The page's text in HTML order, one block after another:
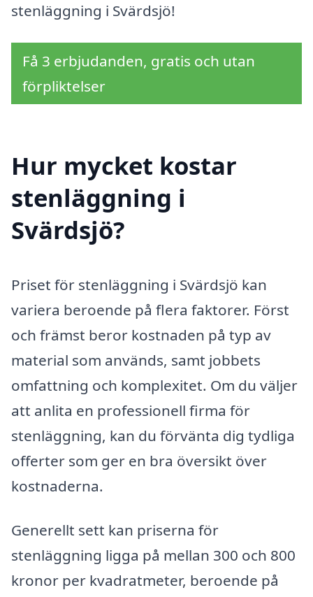
stenläggning i Svärdsjö!
Få 3 erbjudanden, gratis och utan
förpliktelser
Hur mycket kostar
stenläggning i
Svärdsjö?
Priset för stenläggning i Svärdsjö kan
variera beroende på flera faktorer. Först
och främst beror kostnaden på typ av
material som används, samt jobbets
omfattning och komplexitet. Om du väljer
att anlita en professionell firma för
stenläggning, kan du förvänta dig tydliga
offerter som ger en bra översikt över
kostnaderna.
Generellt sett kan priserna för
stenläggning ligga på mellan 300 och 800
kronor per kvadratmeter, beroende på